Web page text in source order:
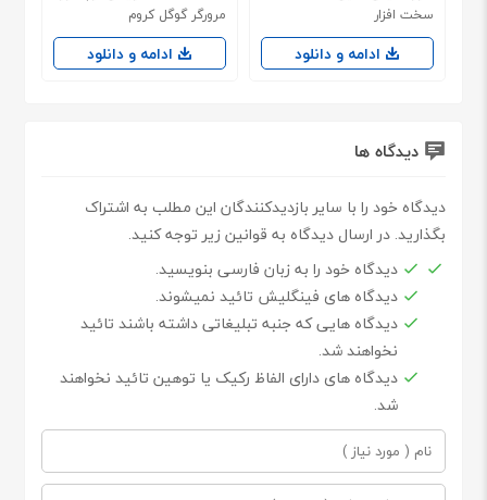
سخت افزار
ادامه و دانلود
مرورگر گوگل کروم
ادامه و دانلود
دیدگاه ها
دیدگاه خود را با سایر بازدیدکنندگان این مطلب به اشتراک
بگذارید. در ارسال دیدگاه به قوانین زیر توجه کنید.
دیدگاه خود را به زبان فارسی بنویسید.
دیدگاه های فینگلیش تائید نمیشوند.
دیدگاه هایی که جنبه تبلیغاتی داشته باشند تائید
نخواهند شد.
دیدگاه های دارای الفاظ رکیک یا توهین تائید نخواهند
شد.